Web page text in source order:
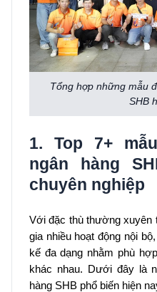
Tổng hợp những mẫu
SHB
1. Top 7+
ngân hàng
chuyên nghiệp
Với đặc thù thường xuyên
gia nhiều hoạt động nội
kế đa dạng nhằm phù
khác nhau. Dưới đây là
hàng SHB phổ biến hiện